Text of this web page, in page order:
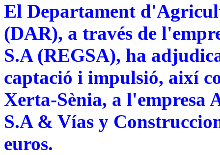
El Departament
(DAR), a través de
S.A (REGSA), ha
captació i impulsió, així
Xerta-Sènia, a l'empresa
S.A & Vías y
euros.